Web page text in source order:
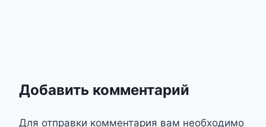
Добавить комментарий
Для отправки комментария вам необходимо